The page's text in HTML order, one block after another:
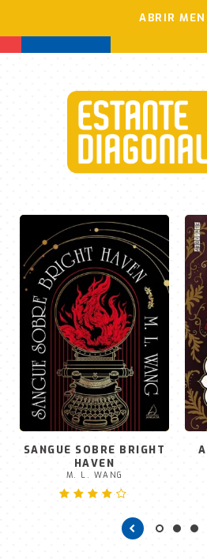
ABRIR
SANGUE SOBRE BRIGHT
HAVEN
M. L. WANG